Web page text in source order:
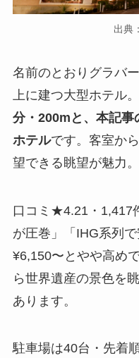
出典
名前のとおりグラバ
上に建つ大型ホテル。
分・200mと、本記事
ホテルです。客室か
望できる眺望が魅力。
口コミ★4.21・1,417
が圧巻」「IHG系列
¥6,150〜とやや高め
ら世界遺産の景色を
あります。
駐車場は40台・先着